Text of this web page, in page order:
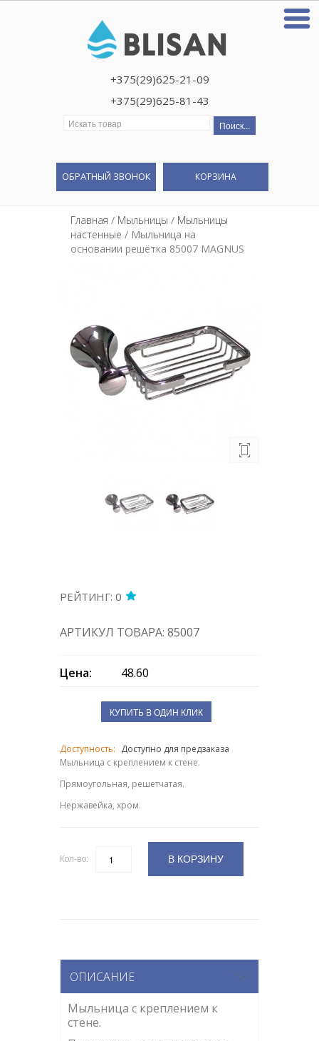
+375(29)625-21-09
+375(29)625-81-43
Искать:
ОБРАТНЫЙ ЗВОНОК КОРЗИНА
Главная / Мыльницы / Мыльницы
настенные / Мыльница на
основании решётка 85007 MAGNUS
РЕЙТИНГ: 0
АРТИКУЛ ТОВАРА: 85007
Цена: 48.60
КУПИТЬ В ОДИН КЛИК
Доступность: Доступно для предзаказа
Мыльница с креплением к стене.
Прямоугольная, решетчатая.
Нержавейка, хром.
Кол-во: Количество В КОРЗИНУ
ОПИСАНИЕ
Мыльница с креплением к
стене.